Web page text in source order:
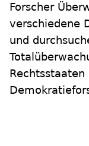
Forscher
verschiedene
und